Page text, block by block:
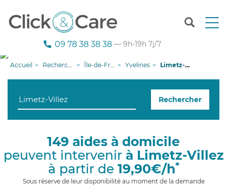
T
n
g
i
09 78 38 38 38 — 9h-19h 7j/7
Accueil Recherche aide à domicile Île-de-France Yvelines Limetz-Villez
Rechercher
149 aides à domicile
peuvent intervenir à Limetz-Villez
à partir de 19,90€/h*
Sous réserve de leur disponibilité au moment de la demande